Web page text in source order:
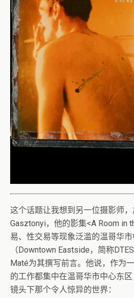
这个话题让我想到另一位摄影师
Gasztonyi，他的影集<A Room in
易、性交易等现象泛滥的温哥华
（Downtown Eastside，简称
Maté为其撰写前言。他说，作为
的工作都集中在温哥华市中心东
镜头下那个令人惊异的世界：